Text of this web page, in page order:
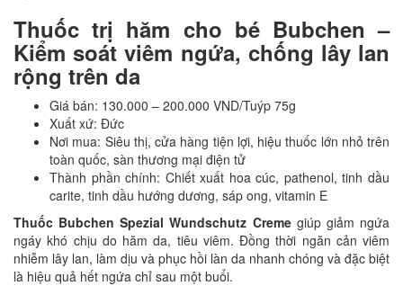
Thuốc trị hăm cho bé Bubchen –
Kiểm soát viêm ngứa, chống lây lan
rộng trên da
Giá bán: 130.000 – 200.000 VND/Tuýp 75g
Xuất xứ: Đức
Nơi mua: Siêu thị, cửa hàng tiện lợi, hiệu thuốc lớn nhỏ trên
toàn quốc, sàn thương mại điện tử
Thành phần chính: Chiết xuất hoa cúc, pathenol, tinh dầu
carite, tinh dầu hướng dương, sáp ong, vitamin E
Thuốc Bubchen Spezial Wundschutz Cremegiúp giảm ngứa
ngáy khó chịu do hăm da, tiêu viêm. Đồng thời ngăn cản viêm
nhiễm lây lan, làm dịu và phục hồi làn da nhanh chóng và đặc biệt
là hiệu quả hết ngứa chỉ sau một buổi.